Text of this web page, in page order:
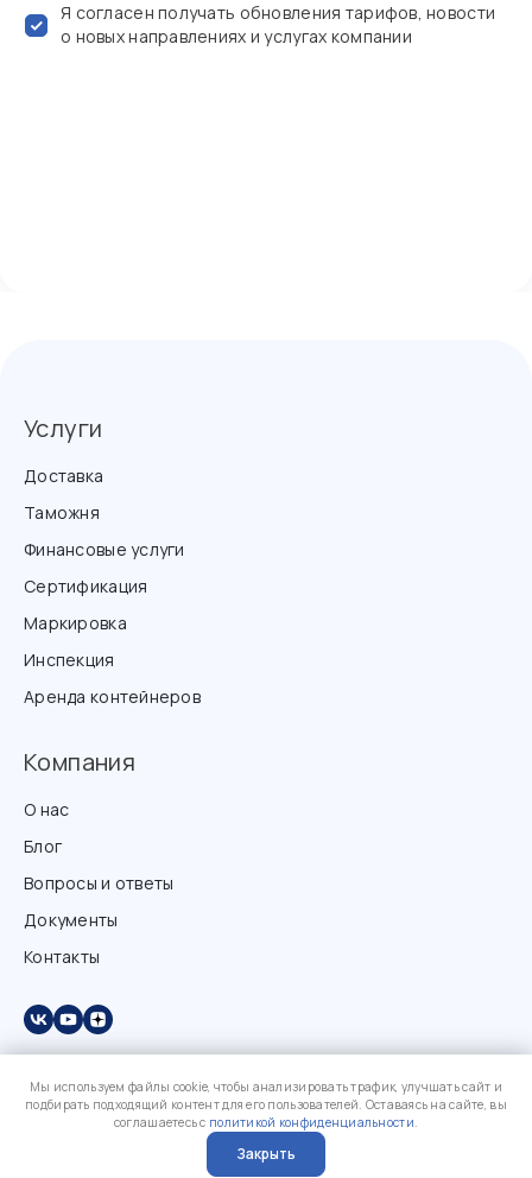
Я согласен получать обновления тарифов, новости
о новых направлениях и услугах компании
Услуги
Доставка
Таможня
Финансовые услуги
Сертификация
Маркировка
Инспекция
Аренда контейнеров
Компания
О нас
Блог
Вопросы и ответы
Документы
Контакты
Мы используем файлы cookie, чтобы анализировать трафик, улучшать сайт и
подбирать подходящий контент для его пользователей. Оставаясь на сайте, вы
соглашаетесь с политикой конфиденциальности.
Закрыть